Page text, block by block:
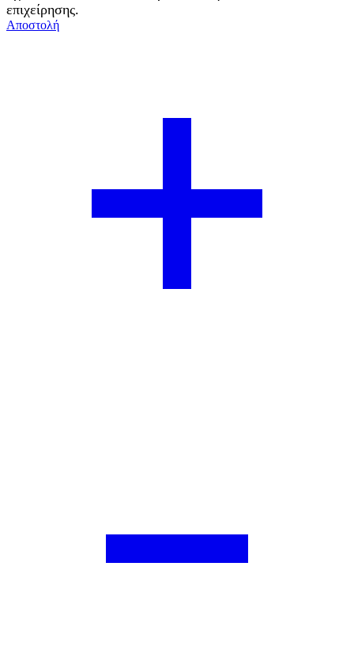
επιχείρησης.
Αποστολή